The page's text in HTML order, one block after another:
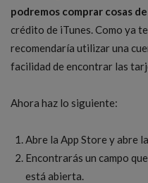
podremos comprar cosas
crédito de iTunes. Como ya
recomendaría utilizar una
facilidad de encontrar las
Ahora haz lo siguiente:
Abre la App Store y abre
Encontrarás un campo
está abierta.